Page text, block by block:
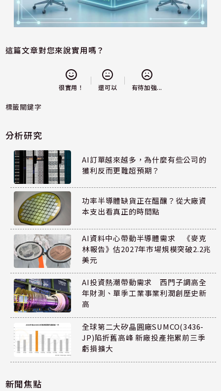
這篇文章對您來說實用嗎？
很實用！ 還可以 有待加強...
標籤關鍵字
分析研究
AI訂單越來越多，為什麼有些公司的
獲利反而更難超預期？
功率半導體缺貨正在醞釀？從大廠資
本支出看真正的時間點
AI資料中心帶動半導體需求 《麥克
林報告》估2027年市場規模突破2.2兆
美元
AI投資熱潮帶動需求 西門子調高全
年財測、單季工業事業利潤創歷史新
高
全球第二大矽晶圓廠SUMCO(3436-
JP)陷折舊高峰 新廠投產拖累前三季
虧損擴大
新聞焦點